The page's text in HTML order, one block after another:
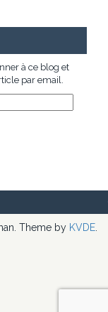
à ce blog et
par email.
Theme by KVDE.